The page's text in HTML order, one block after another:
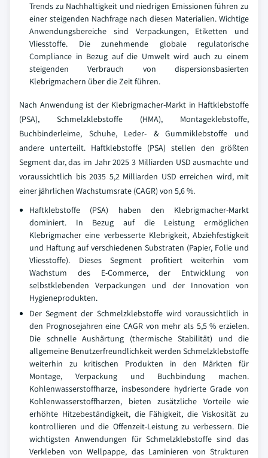
Trends zu Nachhaltigkeit und niedrigen Emissionen führen zu
einer steigenden Nachfrage nach diesen Materialien. Wichtige
Anwendungsbereiche sind Verpackungen, Etiketten und
Vliesstoffe. Die zunehmende globale regulatorische
Compliance in Bezug auf die Umwelt wird auch zu einem
steigenden Verbrauch von dispersionsbasierten
Klebrigmachern über die Zeit führen.
Nach Anwendung ist der Klebrigmacher-Markt in Haftklebstoffe
(PSA), Schmelzklebstoffe (HMA), Montageklebstoffe,
Buchbinderleime, Schuhe, Leder- & Gummiklebstoffe und
andere unterteilt. Haftklebstoffe (PSA) stellen den größten
Segment dar, das im Jahr 2025 3 Milliarden USD ausmachte und
voraussichtlich bis 2035 5,2 Milliarden USD erreichen wird, mit
einer jährlichen Wachstumsrate (CAGR) von 5,6 %.
Haftklebstoffe (PSA) haben den Klebrigmacher-Markt
dominiert. In Bezug auf die Leistung ermöglichen
Klebrigmacher eine verbesserte Klebrigkeit, Abziehfestigkeit
und Haftung auf verschiedenen Substraten (Papier, Folie und
Vliesstoffe). Dieses Segment profitiert weiterhin vom
Wachstum des E-Commerce, der Entwicklung von
selbstklebenden Verpackungen und der Innovation von
Hygieneprodukten.
Der Segment der Schmelzklebstoffe wird voraussichtlich in
den Prognosejahren eine CAGR von mehr als 5,5 % erzielen.
Die schnelle Aushärtung (thermische Stabilität) und die
allgemeine Benutzerfreundlichkeit werden Schmelzklebstoffe
weiterhin zu kritischen Produkten in den Märkten für
Montage, Verpackung und Buchbindung machen.
Kohlenwasserstoffharze, insbesondere hydrierte Grade von
Kohlenwasserstoffharzen, bieten zusätzliche Vorteile wie
erhöhte Hitzebeständigkeit, die Fähigkeit, die Viskosität zu
kontrollieren und die Offenzeit-Leistung zu verbessern. Die
wichtigsten Anwendungen für Schmelzklebstoffe sind das
Verkleben von Wellpappe, das Laminieren von Strukturen